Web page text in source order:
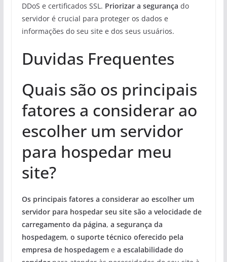
DDoS e certificados SSL. Priorizar a segurança do
servidor é crucial para proteger os dados e
informações do seu site e dos seus usuários.
Duvidas Frequentes
Quais são os principais
fatores a considerar ao
escolher um servidor
para hospedar meu
site?
Os principais fatores a considerar ao escolher um
servidor para hospedar seu site são a velocidade de
carregamento da página, a segurança da
hospedagem, o suporte técnico oferecido pela
empresa de hospedageme a escalabilidade do